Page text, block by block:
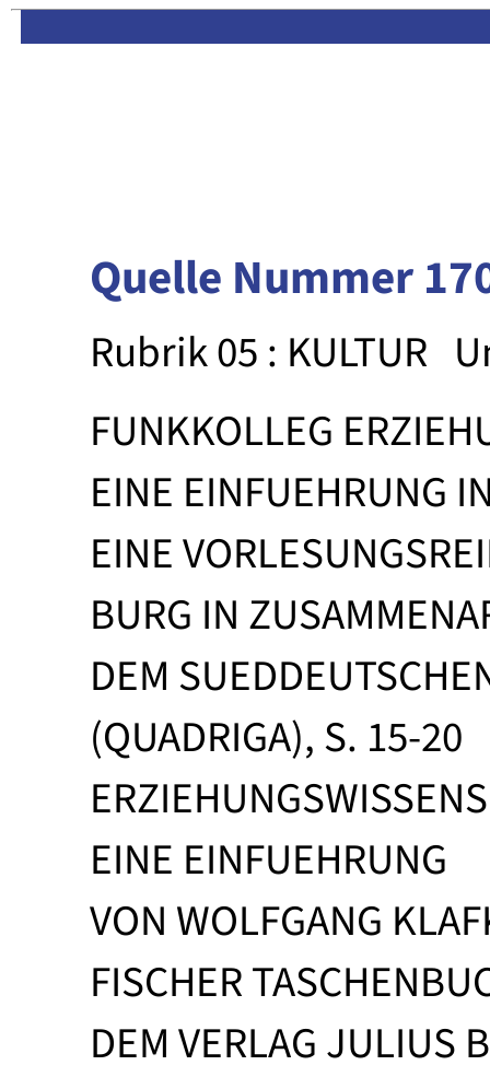
Quelle Nummer
Rubrik 05 : KULTUR
FUNKKOLLEG
EINE EINFUEHRUNG
EINE
BURG IN
DEM
(QUADRIGA), S. 15-20
EINE EINFUEHRUNG
VON WOLFGANG
FISCHER
DEM VERLAG JULIUS